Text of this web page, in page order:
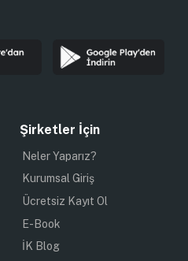
Şirketler İçin
Neler Yaparız?
Kurumsal Giriş
Ücretsiz Kayıt Ol
E-Book
İK Blog